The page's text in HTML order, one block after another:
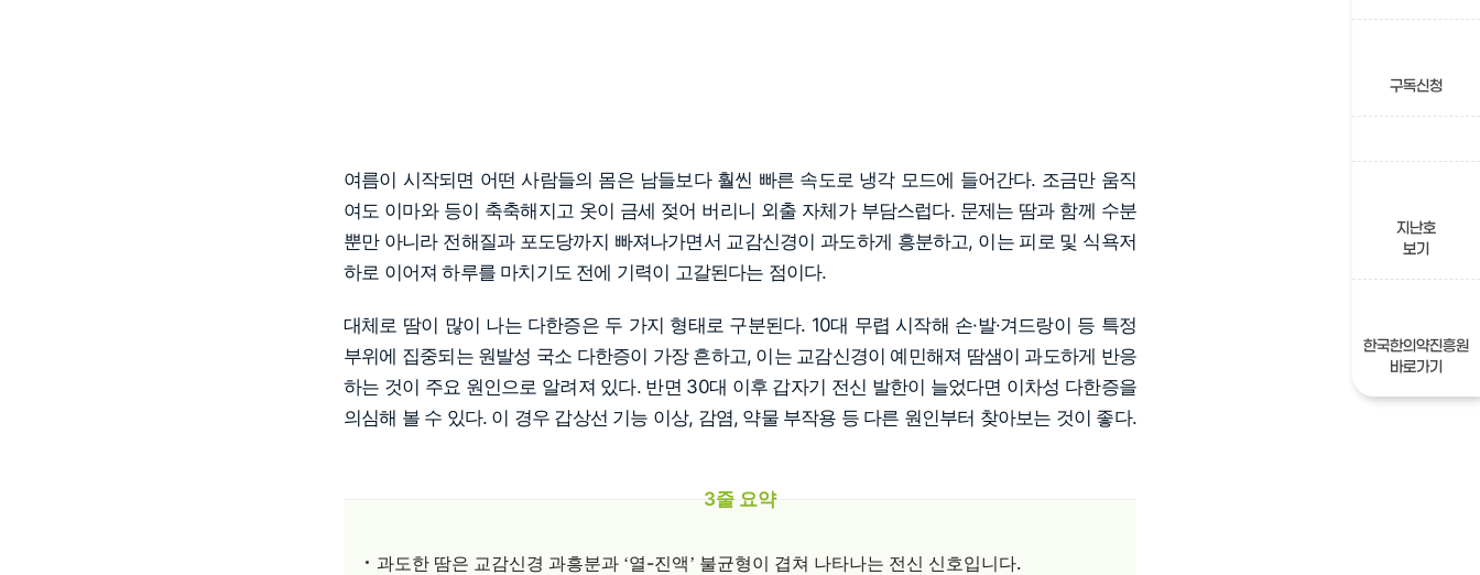
구독신청
지난호
보기
한국한의약진흥원
바로가기
여름이 시작되면 어떤 사람들의 몸은 남들보다 훨씬 빠른 속도로 냉각 모드에 들어간다. 조금만 움직
여도 이마와 등이 축축해지고 옷이 금세 젖어 버리니 외출 자체가 부담스럽다. 문제는 땀과 함께 수분
뿐만 아니라 전해질과 포도당까지 빠져나가면서 교감신경이 과도하게 흥분하고, 이는 피로 및 식욕저
하로 이어져 하루를 마치기도 전에 기력이 고갈된다는 점이다.
대체로 땀이 많이 나는 다한증은 두 가지 형태로 구분된다. 10대 무렵 시작해 손·발·겨드랑이 등 특정
부위에 집중되는 원발성 국소 다한증이 가장 흔하고, 이는 교감신경이 예민해져 땀샘이 과도하게 반응
하는 것이 주요 원인으로 알려져 있다. 반면 30대 이후 갑자기 전신 발한이 늘었다면 이차성 다한증을
의심해 볼 수 있다. 이 경우 갑상선 기능 이상, 감염, 약물 부작용 등 다른 원인부터 찾아보는 것이 좋다.
3줄 요약
과도한 땀은 교감신경 과흥분과 ‘열-진액’ 불균형이 겹쳐 나타나는 전신 신호입니다.